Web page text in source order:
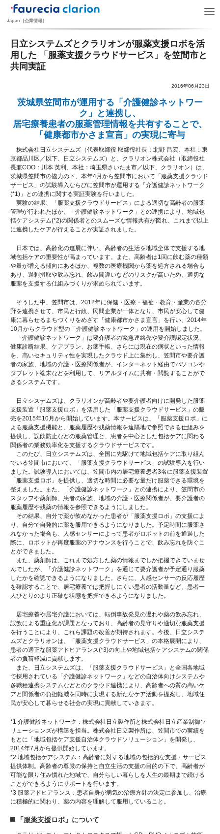
Japan［企業情報］
日立システムズとクラリオンが服薬支援ロボを活
用した 「服薬支援クラウドサービス」を笠間市と
共同実証
2016年06月23日
茨城県笠間市が運用する「介護健診ネットワー
ク」と連携し、
居宅療養患者の服薬管理情報を共有することで、
「健康都市かさま宣言」の実現に寄与
株式会社日立システムズ（代表取締役 取締役社長：北野 昌宏、本社：東
京都品川区／以下、日立システムズ）と、クラリオン株式会社（取締役社
長兼COO：川本 英利、本社：埼玉県さいたま市／以下、クラリオン）は、
茨城県笠間市の協力の下、本年4月から笠間市において「服薬支援クラウド
サービス」の試験導入ならびに笠間市が運用する「介護健診ネットワーク
(*1)」との連携に関する実証実験を行いました。
実験の結果、「服薬支援クラウドサービス」による適切な高齢者の服薬
管理が行われたほか、「介護健診ネットワーク」との連携により、地域包
括ケアシステム(*2)の関係者とのスムーズな情報共有が図れ、これまで以上
に連携したケアが行えることが実証されました。
日本では、高齢化の進展に伴い、高齢者の生活を地域全体で支援する地
域包括ケアの重要性が高まっています。また、高齢者は1回に飲む薬の種類
や量が増える傾向にあるほか、複数の医療機関から薬を処方される場合も
あり、過剰摂取や飲み忘れ、飲み間違いなどのリスクが高いため、適切な
服薬を支援する仕組みづくりが求められています。
そうした中、笠間市は、2012年に保健・医療・福祉・教育・産業の各分
野を連携させて、市民と行政、民間企業が一体となり、市民が安心して健
康に暮らせるまちづくりをめざす「健康都市かさま宣言」を行い、2014年
10月からクラウド型の「介護健診ネットワーク」の運用を開始しました。
「介護健診ネットワーク」は要介護者の緊急連絡先や要介護認定状況、
健康診断結果、ケアプラン、お薬手帳、さらには現在の病状といった情報
を、高いセキュリティ性を実現したクラウド上に集約し、笠間市や要介護
者の家族、地域の介護・医療関係者が、インターネット経由でパソコンや
タブレット端末などを利用して、リアルタイムに共有・閲覧することがで
きるシステムです。
日立システムズは、クラリオンが高齢者や要介護者向けに開発した服薬
支援装置「服薬支援ロボ」を活用した「服薬支援クラウドサービス」の販
売を2015年10月から開始しています。本サービスは、「服薬支援ロボ」に
よる服薬支援機能と、服薬履歴や残薬情報を遠隔地で参照できる仕組みを
提供し、誤飲防止などの服薬管理と、患者を中心とした包括ケアに関わる
関係者の業務効率化を支援するクラウドサービスです。
このたび、日立システムズは、全国に先駆けて地域包括ケアに取り組ん
でいる笠間市において、「服薬支援クラウドサービス」の試験導入を行い
ました。試験導入においては、笠間市内の居宅療養患者3名に服薬支援装置
「服薬支援ロボ」を提供し、適切な時間に必要な量だけ服薬できる環境を
整えました。また、「介護健診ネットワーク」との連携により、笠間市の
スタッフや薬剤師、患者の家族、地域の介護・医療関係者が、要介護者の
服薬履歴や残薬の情報を参照できるようにしました。
その結果、自分で薬が飲めなかった患者が「服薬支援ロボ」の支援によ
り、自分で自発的に薬を服用できるようになりました。予定時間に服薬さ
れなかった場合も、人感センサーによって患者がロボットの前を通過した
際に、ロボットが再度服薬のアナウンスを行うことで、飲み忘れを防ぐこ
とができました。
また、薬剤師は、これまで処方した薬の情報までしか把握できていませ
んでしたが、「介護健診ネットワーク」を通じて要介護者が予定通り服薬
したかを確認できるようになりました。さらに、人感センサーの反応履歴
を確認することで、居宅療養では把握しにくい患者の活動量など、患者一
人ひとりのより正確な状態を把握できるようになりました。
居宅療養や居宅介護においては、転倒事故発見の遅れや薬の飲み忘れ、
誤飲による重症化が課題となっており、高齢者の見守りや適切な服薬支援
を行うことにより、これら課題の改善が期待されます。今後、日立システ
ムズとクラリオンは、「服薬支援クラウドサービス」の本格展開により、
患者の適正な服薬アドヒアランス(*3)の向上や地域包括ケアシステムの関係
者の負荷軽減に貢献します。
また、日立システムズは、「服薬支援クラウドサービス」と全国各地域
で採用されている「介護健診ネットワーク」などの自治体向けシステムや
多職種連携システムなどとのクラウド連携により、高齢者への質の高いケ
アと関係者の負担軽減を同時に実現する新たなケア活動を提案し、地域住
民が安心して暮らせる社会の実現に貢献していきます。
*1 介護健診ネットワーク：株式会社日立製作所と株式会社日立産業制御ソ
リューションズが構築を担当。株式会社日立製作所は、笠間市での実績を
もとに「地域包括ケア支援自治体クラウドソリューション」を開発し、
2014年7月から提供開始しています。
*2 地域包括ケアシステム：高齢者に対する地域の包括的な支援・サービス
提供体制。高齢者の尊厳の保持と自立生活の支援の目的の下で、高齢者が
可能な限り住み慣れた地域で、自分らしい暮らしを人生の最期まで続ける
ことができるようにサポートを行います。
*3 服薬アドヒアランス：患者自身が病気の治療方針の決定に参加し、治療
に積極的に関わり、薬の内容を理解して服用していること。
「服薬支援ロボ」について